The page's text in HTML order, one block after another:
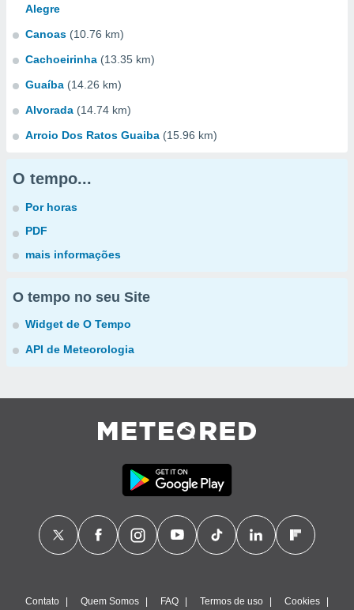
Alegre
Canoas (10.76 km)
Cachoeirinha (13.35 km)
Guaíba (14.26 km)
Alvorada (14.74 km)
Arroio Dos Ratos Guaiba (15.96 km)
O tempo...
Por horas
PDF
mais informações
O tempo no seu Site
Widget de O Tempo
API de Meteorologia
Contato Quem Somos FAQ Termos de uso Cookies